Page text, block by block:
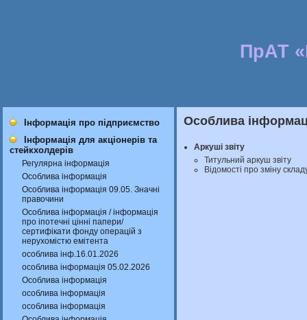
ПрАТ
Інформація про підприємство
Інформація для акціонерів та
стейкхолдерів
Регулярна інформація
Особлива інформація
Особлива інформація 09.05. Значні
правочини
Особлива інформація / інформація
про іпотечні цінні папери/
сертифікати фонду операцій з
нерухомістю емітента
особлива інф.16.01.2026
особлива інформація 05.02.2026
Особлива інформація
особлива інформація
особлива інформація
Особлива
Аркуші звіту
Титульний аркуш звіту
Відомості про зміну